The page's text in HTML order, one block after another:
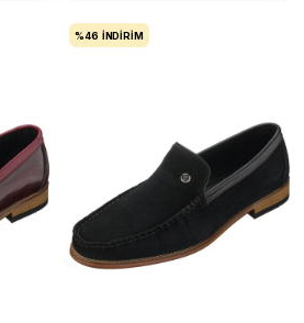
%46 İNDIRIM